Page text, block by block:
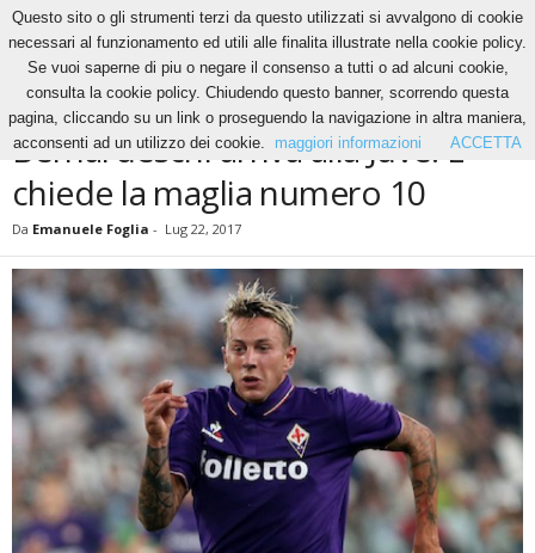
Calcio Bernardeschi arriva alla Juve. E chiede la maglia numero 10
CALCIO
Bernardeschi arriva alla Juve. E
chiede la maglia numero 10
Da Emanuele Foglia - Lug 22, 2017
Questo sito o gli strumenti terzi da questo utilizzati si avvalgono di cookie
necessari al funzionamento ed utili alle finalita illustrate nella cookie policy.
Se vuoi saperne di piu o negare il consenso a tutti o ad alcuni cookie,
consulta la cookie policy. Chiudendo questo banner, scorrendo questa
pagina, cliccando su un link o proseguendo la navigazione in altra maniera,
acconsenti ad un utilizzo dei cookie.
maggiori informazioni ACCETTA